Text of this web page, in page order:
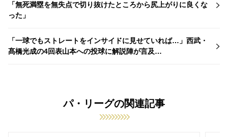
「無死満塁を無失点で切り抜けたところから尻上がりに良くな
った」
「一球でもストレートをインサイドに見せていれば…」西武・
髙橋光成の4回表山本への投球に解説陣が言及…
パ・リーグの関連記事